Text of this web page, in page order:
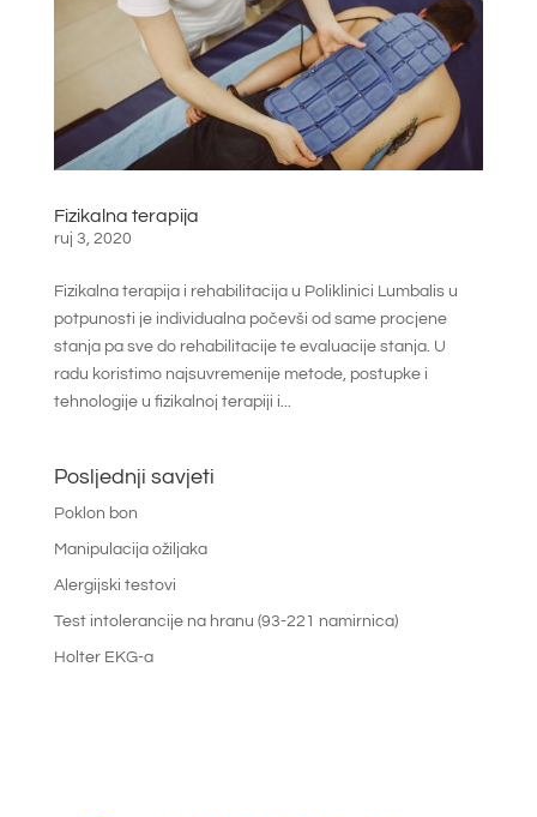
Fizikalna terapija
ruj 3, 2020
Fizikalna terapija i rehabilitacija u Poliklinici Lumbalis u
potpunosti je individualna počevši od same procjene
stanja pa sve do rehabilitacije te evaluacije stanja. U
radu koristimo najsuvremenije metode, postupke i
tehnologije u fizikalnoj terapiji i...
Posljednji savjeti
Poklon bon
Manipulacija ožiljaka
Alergijski testovi
Test intolerancije na hranu (93-221 namirnica)
Holter EKG-a